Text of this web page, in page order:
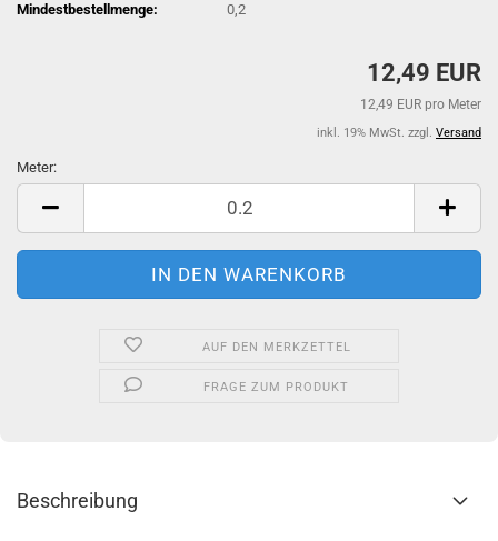
Mindestbestellmenge:
0,2
12,49 EUR
12,49 EUR pro Meter
inkl. 19% MwSt. zzgl. Versand
Meter:
Meter
AUF DEN MERKZETTEL
FRAGE ZUM PRODUKT
Beschreibung